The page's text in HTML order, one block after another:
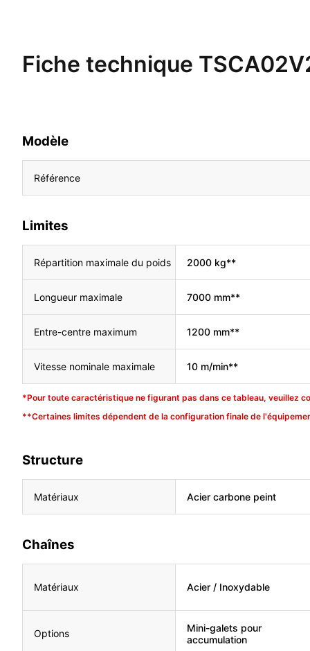
Fiche technique
Modèle
Référence
Limites
Répartition maximale du poids 2000 kg**
Longueur maximale 7000 mm**
Entre-centre maximum 1200 mm**
Vitesse nominale maximale 10 m/min**
*Pour toute caractéristique ne figurant pas dans ce tableau, veuillez
**Certaines limites dépendent de la configuration finale de
Structure
Matériaux Acier carbone peint
Chaînes
Matériaux Acier / Inoxydable
Options
Mini-galets pour
accumulation